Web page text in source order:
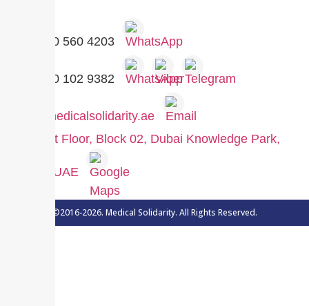
+971 50 560 4203
+971 50 102 9382
info@medicalsolidarity.ae
122, 1st Floor, Block 02, Dubai Knowledge Park,
Dubai, UAE
©2016-2026. Medical Solidarity. All Rights Reserved.